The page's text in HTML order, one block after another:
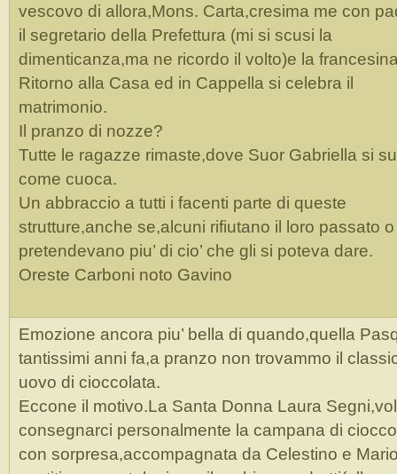
vescovo di allora,Mons. Carta,cresima me con
il segretario della Prefettura (mi si scusi la
dimenticanza,ma ne ricordo il volto)e la
Ritorno alla Casa ed in Cappella si celebra il
matrimonio.
Il pranzo di nozze?
Tutte le ragazze rimaste,dove Suor Gabriella si
come cuoca.
Un abbraccio a tutti i facenti parte di queste
strutture,anche se,alcuni rifiutano il loro passato o
pretendevano piu’ di cio’ che gli si poteva dare.
Oreste Carboni noto Gavino
Emozione ancora piu’ bella di quando,quella
tantissimi anni fa,a pranzo non trovammo il
uovo di cioccolata.
Eccone il motivo.La Santa Donna Laura
consegnarci personalmente la campana di
con sorpresa,accompagnata da Celestino e